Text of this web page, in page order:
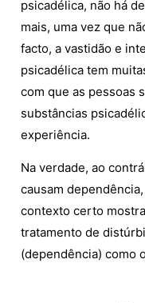
psicadélica, não há
mais, uma vez que
facto, a vastidão e
psicadélica tem
com que as pessoas
substâncias
experiência.
Na verdade, ao
causam
contexto certo
tratamento de
(dependência) como